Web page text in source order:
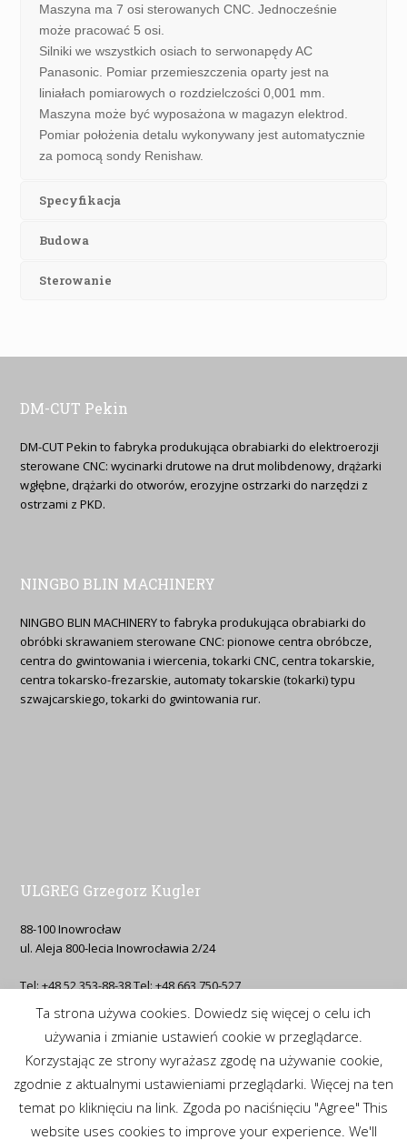
Maszyna ma 7 osi sterowanych CNC. Jednocześnie
może pracować 5 osi.
Silniki we wszystkich osiach to serwonapędy AC
Panasonic. Pomiar przemieszczenia oparty jest na
liniałach pomiarowych o rozdzielczości 0,001 mm.
Maszyna może być wyposażona w magazyn elektrod.
Pomiar położenia detalu wykonywany jest automatycznie
za pomocą sondy Renishaw.
Specyfikacja
Budowa
Sterowanie
DM-CUT Pekin
DM-CUT Pekin to fabryka produkująca obrabiarki do elektroerozji
sterowane CNC: wycinarki drutowe na drut molibdenowy, drążarki
wgłębne, drążarki do otworów, erozyjne ostrzarki do narzędzi z
ostrzami z PKD.
NINGBO BLIN MACHINERY
NINGBO BLIN MACHINERY to fabryka produkująca obrabiarki do
obróbki skrawaniem sterowane CNC: pionowe centra obróbcze,
centra do gwintowania i wiercenia, tokarki CNC, centra tokarskie,
centra tokarsko-frezarskie, automaty tokarskie (tokarki) typu
szwajcarskiego, tokarki do gwintowania rur.
ULGREG Grzegorz Kugler
88-100 Inowrocław
ul. Aleja 800-lecia Inowrocławia 2/24
Tel: +48 52 353-88-38 Tel: +48 663 750-527
Email: g.kugler(at)ulgreg.pl
Prosimy o kontakt na telefon komórkowy lub mail.
Ta strona używa cookies. Dowiedz się więcej o celu ich
używania i zmianie ustawień cookie w przeglądarce.
Korzystając ze strony wyrażasz zgodę na używanie cookie,
zgodnie z aktualnymi ustawieniami przeglądarki. Więcej na ten
temat po kliknięciu na link. Zgoda po naciśnięciu "Agree" This
website uses cookies to improve your experience. We'll